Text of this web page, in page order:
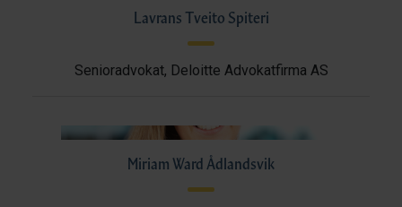
Lavrans Tveito Spiteri
Senioradvokat, Deloitte Advokatfirma AS
Miriam Ward Ådlandsvik